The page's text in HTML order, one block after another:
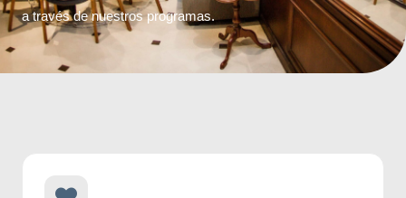
a través de nuestros programas.